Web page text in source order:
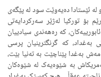
ئێستادا دەیەوێت سود لە پێگەی
بۆ تورکیا لەژێر سەرکردایەتی
کە رەهەندی سیادییان
بەغداد، کە گرنگترینیان پرسی
بەغدا پێناچێت بە تەنیا بێت،
بە شێوەیەک لە شێوەکان